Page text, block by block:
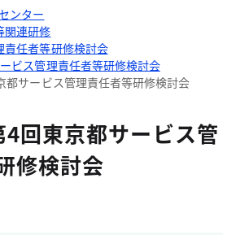
ンター
関連研修
責任者等研修検討会
ビス管理責任者等研修検討会
都サービス管理責任者等研修検討会
回東京都サービス管
修検討会